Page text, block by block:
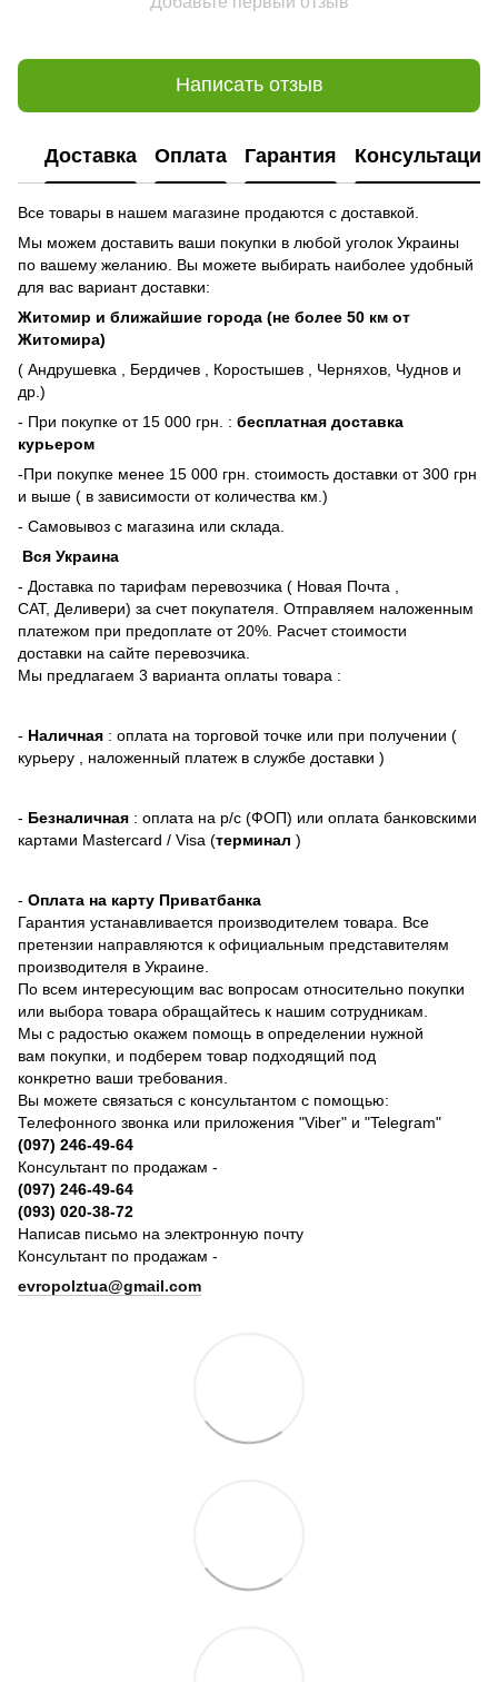
Написать отзыв
Доставка Оплата Гарантия Консультация
Все товары в нашем магазине продаются с доставкой.
Мы можем доставить ваши покупки в любой уголок Украины
по вашему желанию. Вы можете выбирать наиболее удобный
для вас вариант доставки:
Житомир и ближайшие города (не более 50 км от
Житомира)
( Андрушевка , Бердичев , Коростышев , Черняхов, Чуднов и
др.)
- При покупке от 15 000 грн. : бесплатная доставка
курьером
-При покупке менее 15 000 грн. стоимость доставки от 300 грн
и выше ( в зависимости от количества км.)
- Самовывоз с магазина или склада.
Вся Украина
- Доставка по тарифам перевозчика ( Новая Почта ,
САТ, Деливери) за счет покупателя. Отправляем наложенным
платежом при предоплате от 20%. Расчет стоимости
доставки на сайте перевозчика.
Мы предлагаем 3 варианта оплаты товара :
- Наличная : оплата на торговой точке или при получении (
курьеру , наложенный платеж в службе доставки )
- Безналичная : оплата на р/с (ФОП) или оплата банковскими
картами Mastercard / Visa (терминал )
- Оплата на карту Приватбанка
Гарантия устанавливается производителем товара. Все
претензии направляются к официальным представителям
производителя в Украине.
По всем интересующим вас вопросам относительно покупки
или выбора товара обращайтесь к нашим сотрудникам.
Мы с радостью окажем помощь в определении нужной
вам покупки, и подберем товар подходящий под
конкретно ваши требования.
Вы можете связаться с консультантом с помощью:
Телефонного звонка или приложения "Viber" и "Telegram"
(097) 246-49-64
Консультант по продажам -
(097) 246-49-64
(093) 020-38-72
Написав письмо на электронную почту
Консультант по продажам -
evropolztua@gmail.com